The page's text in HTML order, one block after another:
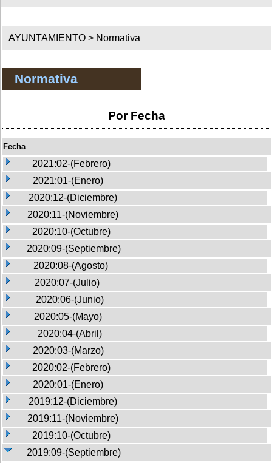
AYUNTAMIENTO > Normativa
Normativa
Por Fecha
Fecha
2021:02-(Febrero)
2021:01-(Enero)
2020:12-(Diciembre)
2020:11-(Noviembre)
2020:10-(Octubre)
2020:09-(Septiembre)
2020:08-(Agosto)
2020:07-(Julio)
2020:06-(Junio)
2020:05-(Mayo)
2020:04-(Abril)
2020:03-(Marzo)
2020:02-(Febrero)
2020:01-(Enero)
2019:12-(Diciembre)
2019:11-(Noviembre)
2019:10-(Octubre)
2019:09-(Septiembre)